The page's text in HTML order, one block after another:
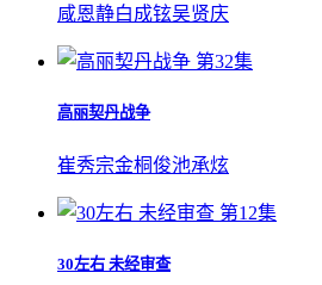
咸恩静白成铉吴贤庆
第32集
高丽契丹战争
崔秀宗金桐俊池承炫
第12集
30左右 未经审查